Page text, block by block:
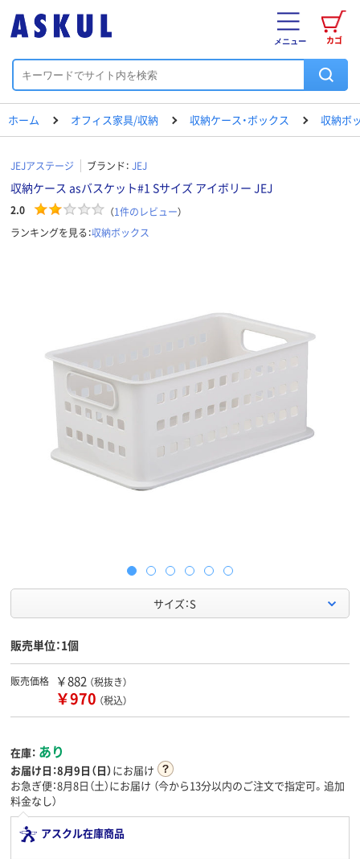
カゴ
メニュー
ホーム オフィス家具/収納 収納ケース・ボックス 収納ボ
JEJアステージ ブランド： JEJ
収納ケース asバスケット#1 Sサイズ アイボリー JEJ
2.0 （1件のレビュー）
ランキングを見る：収納ボックス
サイズ：S
販売単位：1個
販売価格 ￥882 （税抜き）
￥970 （税込）
在庫： あり
お届け日：8月9日（日）にお届け
お急ぎ便：8月8日（土）にお届け （今から13分以内のご注文で指定可。追加
料金なし）
アスクル在庫商品